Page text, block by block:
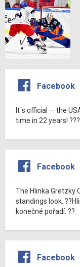
Facebook
It´s official — the
time in 22 years!
Facebook
The Hlinka Gretzky
standings look.
konečné pořadí. ??
Facebook